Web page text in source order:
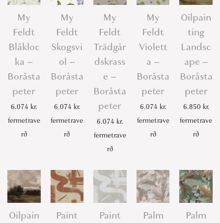
My
Feldt
Blåkloc
ka –
Boråsta
peter
6.074 kr.
fermetrave
rð
My
Feldt
Skogsvi
ol –
Boråsta
peter
6.074 kr.
fermetrave
rð
My
Feldt
Trädgår
dskrass
e –
Boråsta
peter
6.074 kr.
fermetrave
rð
My
Feldt
Violett
a –
Boråsta
peter
6.074 kr.
fermetrave
rð
Oilpain
ting
Landsc
ape –
Boråsta
peter
6.850 kr.
fermetrave
rð
Oilpain
Paint
Paint
Palm
Palm